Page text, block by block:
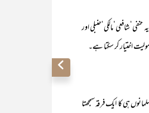
اور
اختیار کر سکتا ہے۔
ہی کا ایک فرقہ سمجھتا